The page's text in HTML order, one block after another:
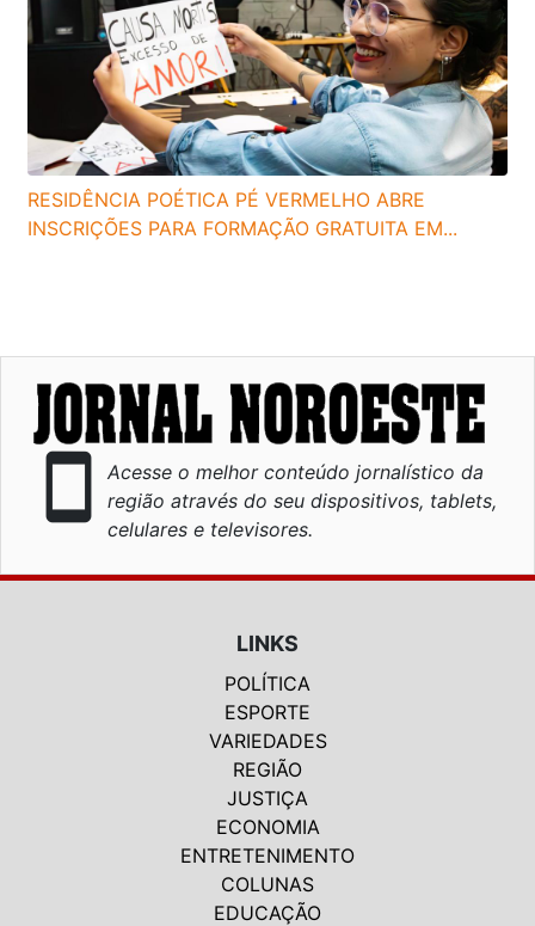
RESIDÊNCIA POÉTICA PÉ VERMELHO ABRE
INSCRIÇÕES PARA FORMAÇÃO GRATUITA EM...
smartphone
Acesse o melhor conteúdo jornalístico da
região através do seu dispositivos, tablets,
celulares e televisores.
LINKS
POLÍTICA
ESPORTE
VARIEDADES
REGIÃO
JUSTIÇA
ECONOMIA
ENTRETENIMENTO
COLUNAS
EDUCAÇÃO